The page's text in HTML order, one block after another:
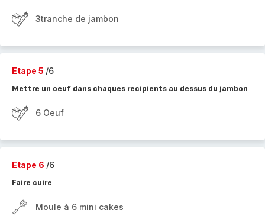
3tranche de jambon
Etape 5 /6
Mettre un oeuf dans chaques recipients au dessus du jambon
6 Oeuf
Etape 6 /6
Faire cuire
Moule à 6 mini cakes